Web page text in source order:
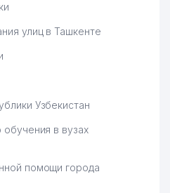
улиц в Ташкенте
Узбекистан
обучения в вузах
помощи города